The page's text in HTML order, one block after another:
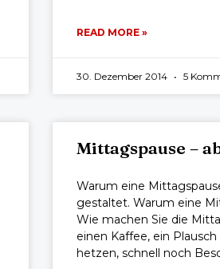
READ MORE »
30. Dezember 2014 5
Mittagspause –
Warum eine
gestaltet. Warum eine
Wie machen Sie die
einen Kaffee, ein
hetzen, schnell noch